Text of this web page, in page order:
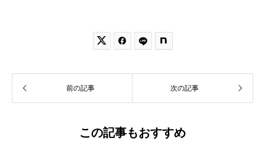
 
前の記事 次の記事
この記事もおすすめ